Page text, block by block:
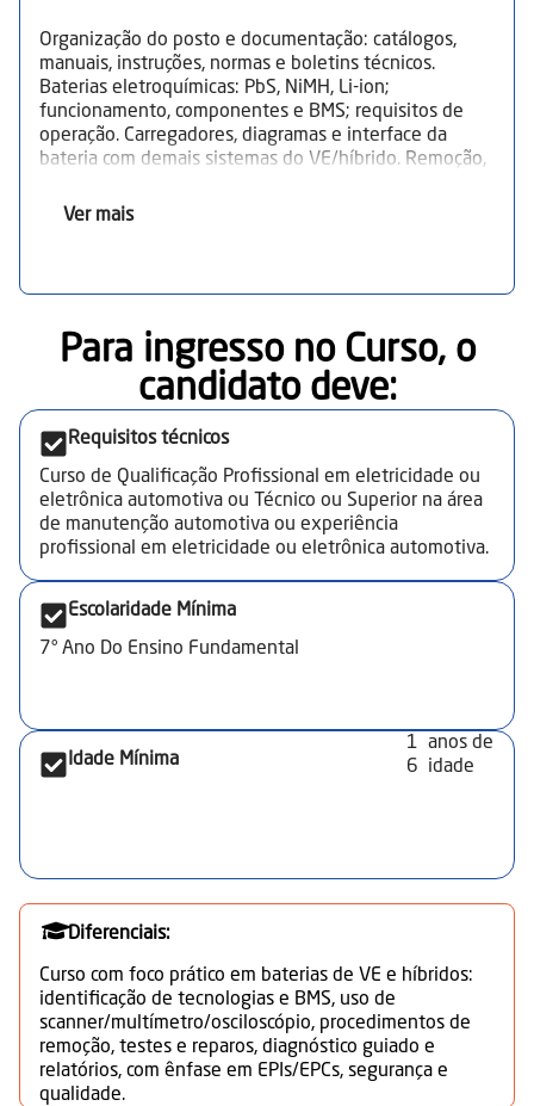
Organização do posto e documentação: catálogos,
manuais, instruções, normas e boletins técnicos.
Baterias eletroquímicas: PbS, NiMH, Li‑ion;
funcionamento, componentes e BMS; requisitos de
operação. Carregadores, diagramas e interface da
bateria com demais sistemas do VE/híbrido. Remoção,
e testes de componentes. Testes e diagnósticos:
conservação. Diagnóstico guiado; correlação de leituras
com valores de referência do fabricante. Segurança em
diagnósticos e reparação: EPIs/EPCs, proteção do
veículo e destinação de resíduos. Encerramento de
diagnóstico, peças substituídas e entrega técnica.
Ver mais
Para ingresso no Curso, o
candidato deve:​
Requisitos técnicos
Curso de Qualificação Profissional em eletricidade ou
eletrônica automotiva ou Técnico ou Superior na área
de manutenção automotiva ou experiência
profissional em eletricidade ou eletrônica automotiva.
Escolaridade Mínima
7° Ano Do Ensino Fundamental
Idade Mínima
1
6
anos de
idade
Diferenciais:
Curso com foco prático em baterias de VE e híbridos:
identificação de tecnologias e BMS, uso de
scanner/multímetro/osciloscópio, procedimentos de
remoção, testes e reparos, diagnóstico guiado e
relatórios, com ênfase em EPIs/EPCs, segurança e
qualidade.